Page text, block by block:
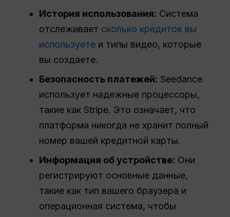
История использования: Система
отслеживает сколько кредитов вы
используете и типы видео, которые
вы создаете.
Безопасность платежей: Seedance
использует надежные процессоры,
такие как Stripe. Это означает, что
платформа никогда не хранит полный
номер вашей кредитной карты.
Информация об устройстве: Они
регистрируют основные данные,
такие как тип вашего браузера и
операционная система, чтобы